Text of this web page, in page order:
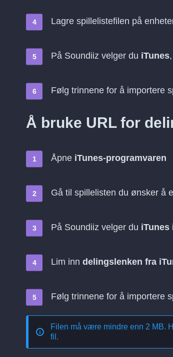
Lagre spillelistefilen på
På Soundiiz velger du iTunes,
Følg trinnene for å importere
Å bruke URL for
Åpne iTunes-programvaren
Gå til spillelisten du ønsker å
På Soundiiz velger du iTunes
Lim inn delingslenken fra
Følg trinnene for å importere
Filen må være mindre enn 2 MB.
fil.